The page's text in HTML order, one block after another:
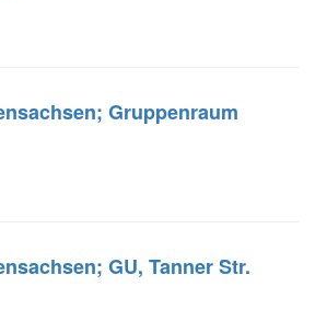
Gruppenraum
GU, Tanner Str.